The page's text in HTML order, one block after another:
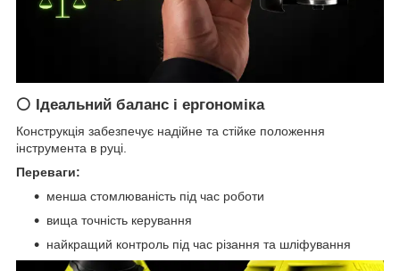
⚪ Ідеальний баланс і ергономіка
Конструкція забезпечує надійне та стійке положення
інструмента в руці.
Переваги:
менша стомлюваність під час роботи
вища точність керування
найкращий контроль під час різання та шліфування